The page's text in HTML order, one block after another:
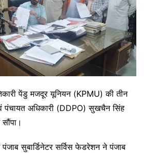
पेंडु मजदूर यूनियन (KPMU) की तीन
पंचायत अधिकारी (DDPO) सुखचैन सिंह
सुबार्डिनेटर सर्विस फेडरेशन ने पंजाब